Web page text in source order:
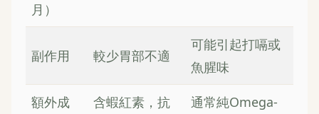
月）
副作用 較少胃部不適
可能引起打嗝或
魚腥味
額外成
含蝦紅素，抗
通常純Omega-